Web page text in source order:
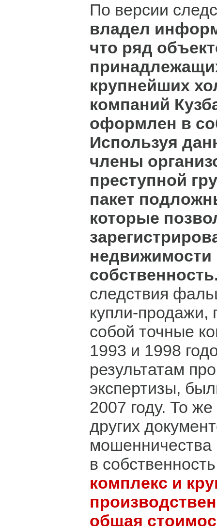
По версии
владел
что ряд
крупнейших
компаний
оформлен в
Используя
члены
преступной
пакет
которые
недвижимости
следствия
купли-
собой точные
1993 и 1998
результатам
экспертизы,
2007 году. То
других
в собственность
комплекс и
общая